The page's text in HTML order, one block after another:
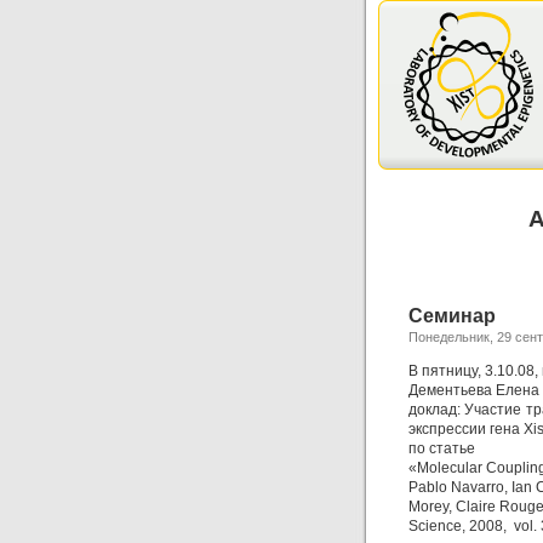
Семинар
Понедельник, 29
В пятницу,
Дементьева Елена
доклад: Участие
экспрессии гена
по статье
«Molecular
Pablo Navarro, Ian
Morey, Claire
Science, 2008, vol.